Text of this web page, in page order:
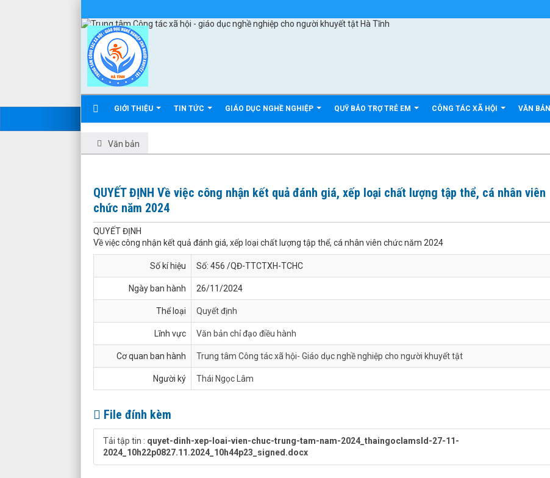
GIỚI THIỆU TIN TỨC GIÁO DỤC NGHỀ NGHIỆP QUỸ BẢO TRỢ TRẺ EM CÔNG TÁC XÃ HỘI VĂN BẢN
Văn bản
QUYẾT ĐỊNH Về việc công nhận kết quả đánh giá, xếp loại chất lượng tập thể, cá nhân viên
chức năm 2024
QUYẾT ĐỊNH
Về việc công nhận kết quả đánh giá, xếp loại chất lượng tập thể, cá nhân viên chức năm 2024
Số kí hiệu Số: 456 /QĐ-TTCTXH-TCHC
Ngày ban hành 26/11/2024
Thể loại Quyết định
Lĩnh vực Văn bản chỉ đạo điều hành
Cơ quan ban hành Trung tâm Công tác xã hội- Giáo dục nghề nghiệp cho người khuyết tật
Người ký Thái Ngọc Lâm
File đính kèm
Tải tập tin : quyet-dinh-xep-loai-vien-chuc-trung-tam-nam-2024_thaingoclamsld-27-11-
2024_10h22p0827.11.2024_10h44p23_signed.docx